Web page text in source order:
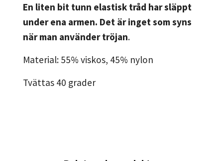
En liten bit tunn elastisk tråd har släppt
under ena armen. Det är inget som syns
när man använder tröjan.
Material: 55% viskos, 45% nylon
Tvättas 40 grader